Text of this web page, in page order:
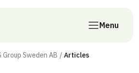
Menu
Group Sweden AB Articles